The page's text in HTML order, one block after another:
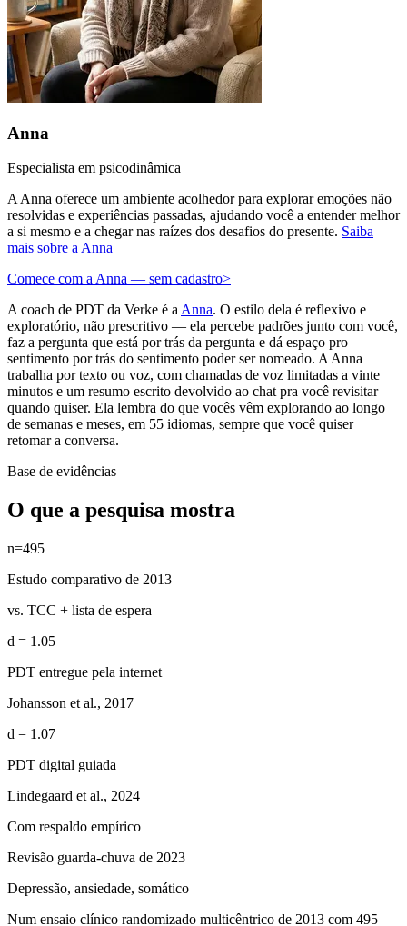
Anna
Especialista em psicodinâmica
A Anna oferece um ambiente acolhedor para explorar emoções não
resolvidas e experiências passadas, ajudando você a entender melhor
a si mesmo e a chegar nas raízes dos desafios do presente. Saiba
mais sobre a Anna
Comece com a Anna — sem cadastro>
A coach de PDT da Verke é aAnna. O estilo dela é reflexivo e
exploratório, não prescritivo — ela percebe padrões junto com você,
faz a pergunta que está por trás da pergunta e dá espaço pro
sentimento por trás do sentimento poder ser nomeado. A Anna
trabalha por texto ou voz, com chamadas de voz limitadas a vinte
minutos e um resumo escrito devolvido ao chat pra você revisitar
quando quiser. Ela lembra do que vocês vêm explorando ao longo
de semanas e meses, em 55 idiomas, sempre que você quiser
retomar a conversa.
Base de evidências
O que a pesquisa mostra
n=495
Estudo comparativo de 2013
vs. TCC + lista de espera
d = 1.05
PDT entregue pela internet
Johansson et al., 2017
d = 1.07
PDT digital guiada
Lindegaard et al., 2024
Com respaldo empírico
Revisão guarda-chuva de 2023
Depressão, ansiedade, somático
Num ensaio clínico randomizado multicêntrico de 2013 com 495